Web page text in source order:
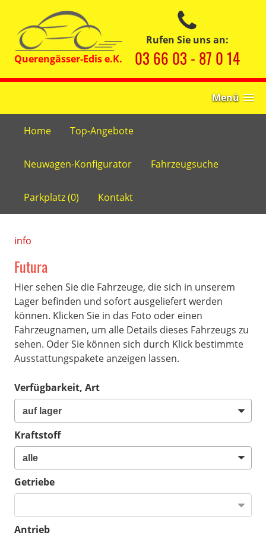
Rufen Sie uns an:
03 66 03 - 87 0 14
Menü
Home Top-Angebote
Neuwagen-Konfigurator Fahrzeugsuche
Parkplatz (0) Kontakt
info
Futura
Hier sehen Sie die Fahrzeuge, die sich in unserem
Lager befinden und sofort ausgeliefert werden
können. Klicken Sie in das Foto oder einen
Fahrzeugnamen, um alle Details dieses Fahrzeugs zu
sehen. Oder Sie können sich durch Klick bestimmte
Ausstattungspakete anzeigen lassen.
Verfügbarkeit, Art
Kraftstoff
Getriebe
Antrieb